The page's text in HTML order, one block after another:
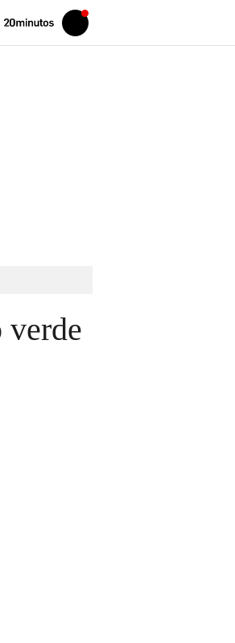
Volver
Iniciar
sesión
verde